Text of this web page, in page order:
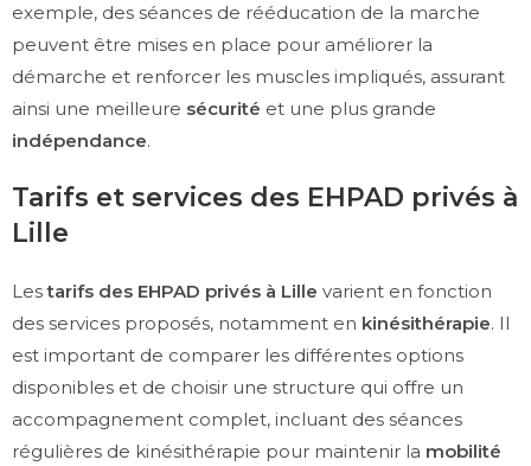
exemple, des séances de rééducation de la marche
peuvent être mises en place pour améliorer la
démarche et renforcer les muscles impliqués, assurant
ainsi une meilleure sécurité et une plus grande
indépendance.
Tarifs et services des EHPAD privés à
Lille
Lestarifs des EHPAD privés à Lille varient en fonction
des services proposés, notamment en kinésithérapie. Il
est important de comparer les différentes options
disponibles et de choisir une structure qui offre un
accompagnement complet, incluant des séances
régulières de kinésithérapie pour maintenir la mobilité